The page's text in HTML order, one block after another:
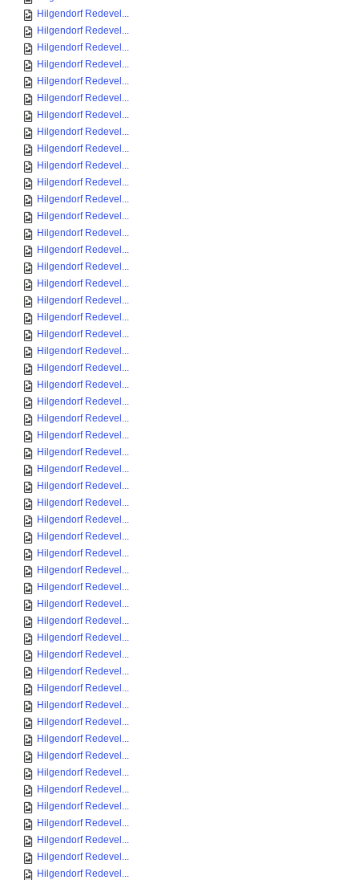
Hilgendorf Redevel...
Hilgendorf Redevel...
Hilgendorf Redevel...
Hilgendorf Redevel...
Hilgendorf Redevel...
Hilgendorf Redevel...
Hilgendorf Redevel...
Hilgendorf Redevel...
Hilgendorf Redevel...
Hilgendorf Redevel...
Hilgendorf Redevel...
Hilgendorf Redevel...
Hilgendorf Redevel...
Hilgendorf Redevel...
Hilgendorf Redevel...
Hilgendorf Redevel...
Hilgendorf Redevel...
Hilgendorf Redevel...
Hilgendorf Redevel...
Hilgendorf Redevel...
Hilgendorf Redevel...
Hilgendorf Redevel...
Hilgendorf Redevel...
Hilgendorf Redevel...
Hilgendorf Redevel...
Hilgendorf Redevel...
Hilgendorf Redevel...
Hilgendorf Redevel...
Hilgendorf Redevel...
Hilgendorf Redevel...
Hilgendorf Redevel...
Hilgendorf Redevel...
Hilgendorf Redevel...
Hilgendorf Redevel...
Hilgendorf Redevel...
Hilgendorf Redevel...
Hilgendorf Redevel...
Hilgendorf Redevel...
Hilgendorf Redevel...
Hilgendorf Redevel...
Hilgendorf Redevel...
Hilgendorf Redevel...
Hilgendorf Redevel...
Hilgendorf Redevel...
Hilgendorf Redevel...
Hilgendorf Redevel...
Hilgendorf Redevel...
Hilgendorf Redevel...
Hilgendorf Redevel...
Hilgendorf Redevel...
Hilgendorf Redevel...
Hilgendorf Redevel...